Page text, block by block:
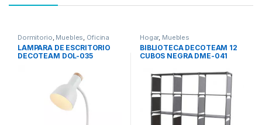
Dormitorio Muebles Oficina
LAMPARA DE ESCRITORIO
DECOTEAM DOL-035
Hogar, Muebles
BIBLIOTECA DECOTEAM 12
CUBOS NEGRA DME-041